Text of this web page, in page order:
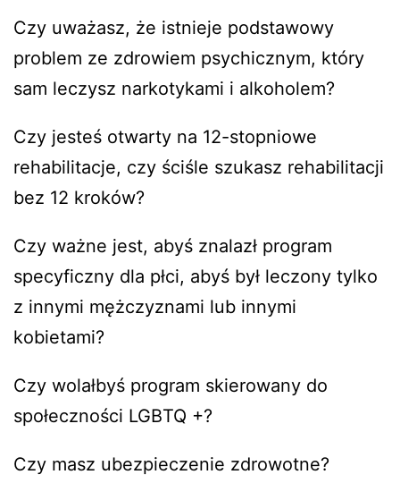
Czy uważasz, że istnieje podstawowy
problem ze zdrowiem psychicznym, który
sam leczysz narkotykami i alkoholem?
Czy jesteś otwarty na 12-stopniowe
rehabilitacje, czy ściśle szukasz rehabilitacji
bez 12 kroków?
Czy ważne jest, abyś znalazł program
specyficzny dla płci, abyś był leczony tylko
z innymi mężczyznami lub innymi
kobietami?
Czy wolałbyś program skierowany do
społeczności LGBTQ +?
Czy masz ubezpieczenie zdrowotne?